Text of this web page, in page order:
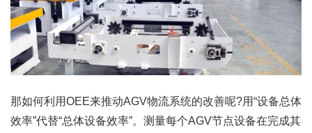
那如何利用OEE来推动AGV物流系统的改善呢?用“设备总体
效率”代替“总体设备效率”。测量每个AGV节点设备在完成其